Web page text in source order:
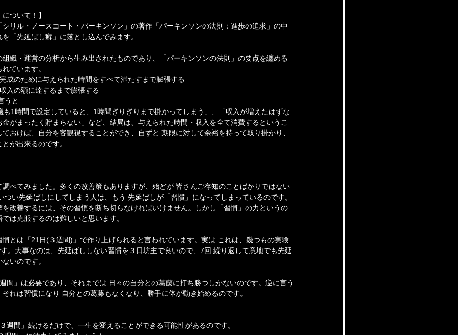
ついて！】
リル・ノースコート・パーキンソン」の著作「パーキンソンの法則：進歩の追求」の中
「先延ばし癖」に落とし込んでみます。
織・運営の分析から生み出されたものであり、「パーキンソンの法則」の要点を纏める
ています。
成のために与えられた時間をすべて満たすまで膨張する
入の額に達するまで膨張する
うと…
も1時間で設定していると、1時間ぎりぎりまで掛かってしまう」、「収入が増えたはずな
がまったく貯まらない」など、結局は、与えられた時間・収入を全て消費するというこ
おけば、自分を客観視することができ、自ずと 期限に対して余裕を持って取り掛かり、
が出来るのです。
調べてみました。多くの改善策もありますが、殆どが 皆さんご存知のことばかりではない
つい先延ばしにしてしまう人は、もう 先延ばしが「習慣」になってしまっているのです。
改善するには、その習慣を断ち切らなければいけません。しかし「習慣」の力というの
は克服するのは難しいと思います。
とは「21日(３週間)」で作り上げられると言われています。実は これは、幾つもの実験
。大事なのは、先延ばししない習慣を３日坊主で良いので、7回 繰り返して意地でも先延
いのです。
間」は必要であり、それまでは 日々の自分との葛藤に打ち勝つしかないのです。逆に言う
れは習慣になり 自分との葛藤もなくなり、勝手に体が動き始めるのです。
週間」続けるだけで、一生を変えることができる可能性があるのです。